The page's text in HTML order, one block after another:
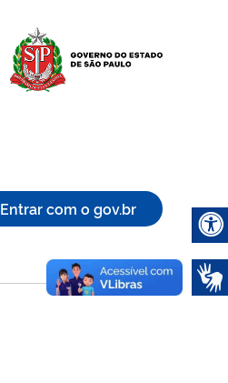
Entrar com o gov.br